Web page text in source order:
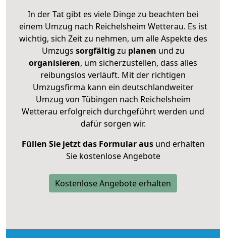
In der Tat gibt es viele Dinge zu beachten bei
einem Umzug nach Reichelsheim Wetterau. Es ist
wichtig, sich Zeit zu nehmen, um alle Aspekte des
Umzugs sorgfältig zu planen und zu
organisieren, um sicherzustellen, dass alles
reibungslos verläuft. Mit der richtigen
Umzugsfirma kann ein deutschlandweiter
Umzug von Tübingen nach Reichelsheim
Wetterau erfolgreich durchgeführt werden und
dafür sorgen wir.
Füllen Sie jetzt das Formular ausund erhalten
Sie kostenlose Angebote
Kostenlose Angebote erhalten